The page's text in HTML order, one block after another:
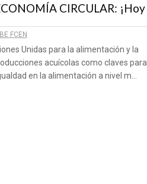
CIRCULAR: ¡Hoy
FCEN
Unidas para la alimentación y la
acuícolas como claves para
en la alimentación a nivel m...